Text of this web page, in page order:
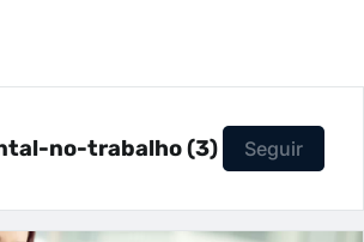
no-trabalho (3) Seguir